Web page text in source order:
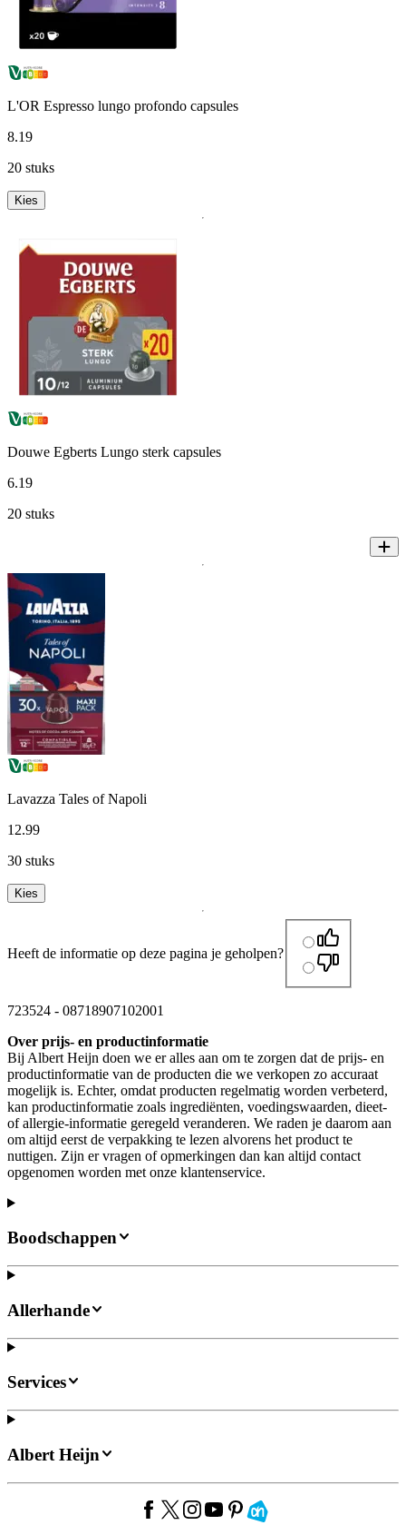
L'OR Espresso lungo profondo capsules
8.19
20 stuks
Kies
Douwe Egberts Lungo sterk capsules
6.19
20 stuks
Lavazza Tales of Napoli
12.99
30 stuks
Kies
Heeft de informatie op deze pagina je geholpen?
723524 - 08718907102001
Over prijs- en productinformatie
Bij Albert Heijn doen we er alles aan om te zorgen dat de prijs- en
productinformatie van de producten die we verkopen zo accuraat
mogelijk is. Echter, omdat producten regelmatig worden verbeterd,
kan productinformatie zoals ingrediënten, voedingswaarden, dieet-
of allergie-informatie geregeld veranderen. We raden je daarom aan
om altijd eerst de verpakking te lezen alvorens het product te
nuttigen. Zijn er vragen of opmerkingen dan kan altijd contact
opgenomen worden met onze klantenservice.
Boodschappen
Allerhande
Services
Albert Heijn